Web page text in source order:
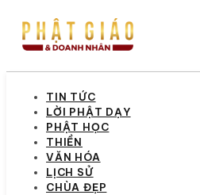
TIN TỨC
LỜI PHẬT DẠY
PHẬT HỌC
THIỀN
VĂN HÓA
LỊCH SỬ
CHÙA ĐẸP